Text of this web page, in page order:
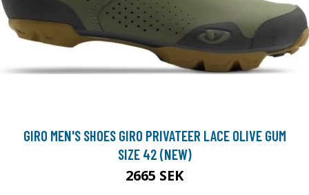
GIRO MEN'S SHOES GIRO PRIVATEER LACE OLIVE GUM
SIZE 42 (NEW)
2665 SEK